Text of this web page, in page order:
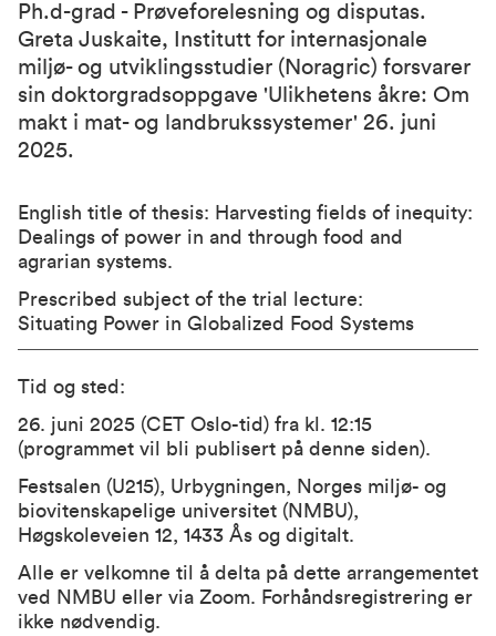
Ph.d-grad - Prøveforelesning og disputas.
Greta Juskaite, Institutt for internasjonale
miljø- og utviklingsstudier (Noragric) forsvarer
sin doktorgradsoppgave 'Ulikhetens åkre: Om
makt i mat- og landbrukssystemer' 26. juni
2025.
English title of thesis: Harvesting fields of inequity:
Dealings of power in and through food and
agrarian systems.
Prescribed subject of the trial lecture:
Situating Power in Globalized Food Systems
Tid og sted:
26. juni 2025 (CET Oslo-tid) fra kl. 12:15
(programmet vil bli publisert på denne siden).
Festsalen (U215), Urbygningen, Norges miljø- og
biovitenskapelige universitet (NMBU),
Høgskoleveien 12, 1433 Ås og digitalt.
Alle er velkomne til å delta på dette arrangementet
ved NMBU eller via Zoom. Forhåndsregistrering er
ikke nødvendig.